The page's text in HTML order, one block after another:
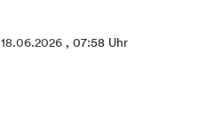
18.06.2026 , 07:58 Uhr